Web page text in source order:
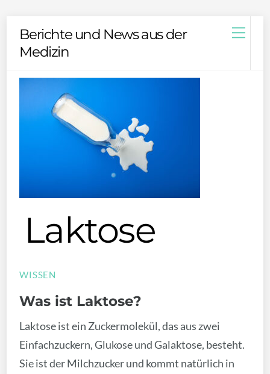
Berichte und News aus der
Medizin
Laktose
WISSEN
Was ist Laktose?
Laktose ist ein Zuckermolekül, das aus zwei
Einfachzuckern, Glukose und Galaktose, besteht.
Sie ist der Milchzucker und kommt natürlich in